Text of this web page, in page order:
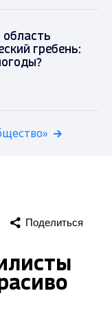
гребень:
Поделиться